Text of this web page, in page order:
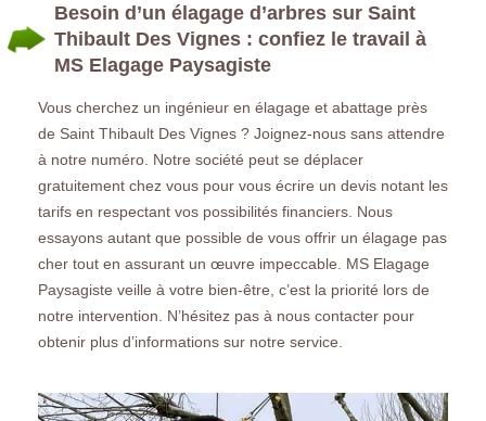
Besoin d’un élagage d’arbres sur Saint
Thibault Des Vignes : confiez le travail à
MS Elagage Paysagiste
Vous cherchez un ingénieur en élagage et abattage près
de Saint Thibault Des Vignes ? Joignez-nous sans attendre
à notre numéro. Notre société peut se déplacer
gratuitement chez vous pour vous écrire un devis notant les
tarifs en respectant vos possibilités financiers. Nous
essayons autant que possible de vous offrir un élagage pas
cher tout en assurant un œuvre impeccable. MS Elagage
Paysagiste veille à votre bien-être, c’est la priorité lors de
notre intervention. N’hésitez pas à nous contacter pour
obtenir plus d’informations sur notre service.